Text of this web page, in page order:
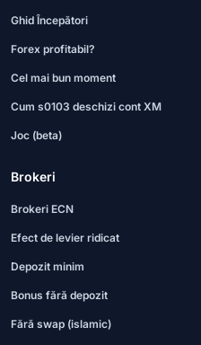
Ghid Începători
Forex profitabil?
Cel mai bun moment
Cum s0103 deschizi cont XM
Joc (beta)
Brokeri
Brokeri ECN
Efect de levier ridicat
Depozit minim
Bonus fără depozit
Fără swap (islamic)